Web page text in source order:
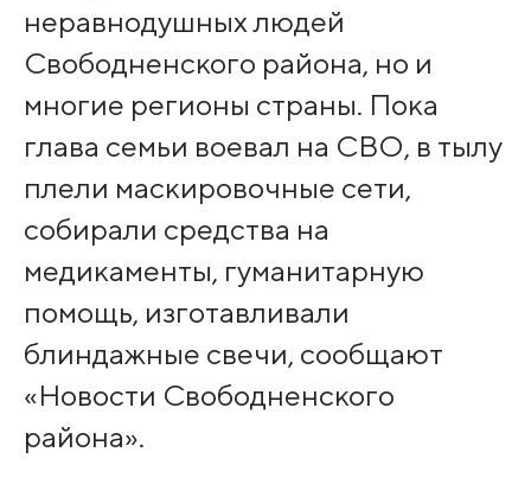
неравнодушных людей
Свободненского района, но и
многие регионы страны. Пока
глава семьи воевал на СВО, в тылу
плели маскировочные сети,
собирали средства на
медикаменты, гуманитарную
помощь, изготавливали
блиндажные свечи, сообщают
«Новости Свободненского
района».